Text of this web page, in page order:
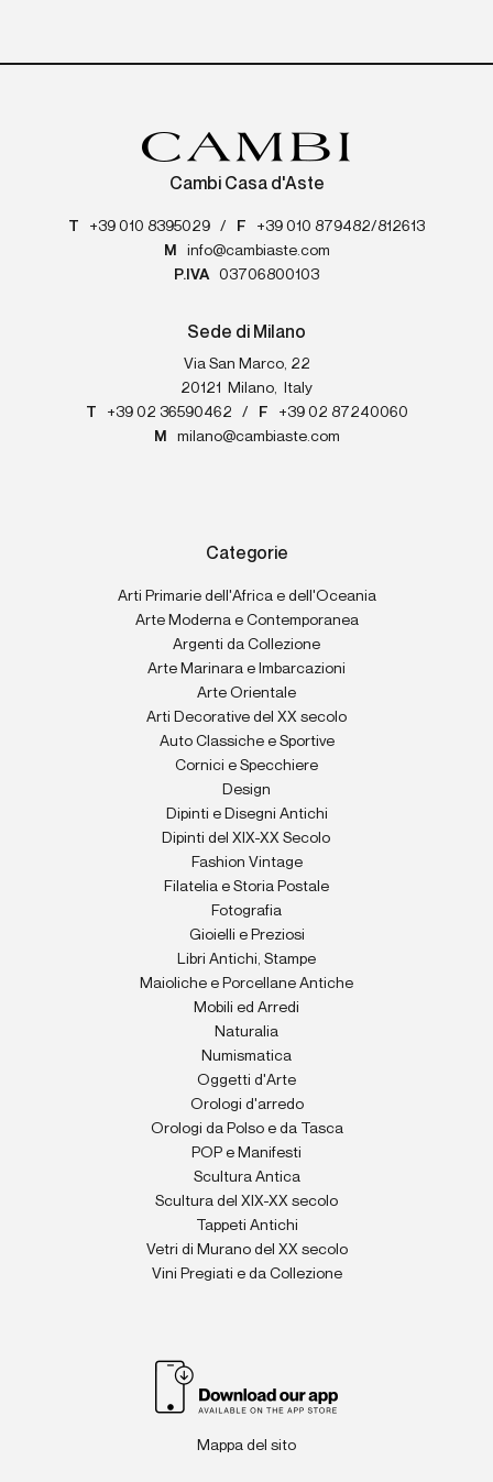
Cambi Casa d'Aste
T +39 010 8395029 / F
+39 010 879482/812613
M
info@cambiaste.com
P.IVA
03706800103
Sede di Milano
Via San Marco, 22
20121
Milano
Italy
T
+39 02 36590462 / F
+39 02 87240060
M
milano@cambiaste.com
Categorie
Arti Primarie dell'Africa e dell'Oceania
Arte Moderna e Contemporanea
Argenti da Collezione
Arte Marinara e Imbarcazioni
Arte Orientale
Arti Decorative del XX secolo
Auto Classiche e Sportive
Cornici e Specchiere
Design
Dipinti e Disegni Antichi
Dipinti del XIX-XX Secolo
Fashion Vintage
Filatelia e Storia Postale
Fotografia
Gioielli e Preziosi
Libri Antichi, Stampe
Maioliche e Porcellane Antiche
Mobili ed Arredi
Naturalia
Numismatica
Oggetti d'Arte
Orologi d'arredo
Orologi da Polso e da Tasca
POP e Manifesti
Scultura Antica
Scultura del XIX-XX secolo
Tappeti Antichi
Vetri di Murano del XX secolo
Vini Pregiati e da Collezione
Mappa del sito